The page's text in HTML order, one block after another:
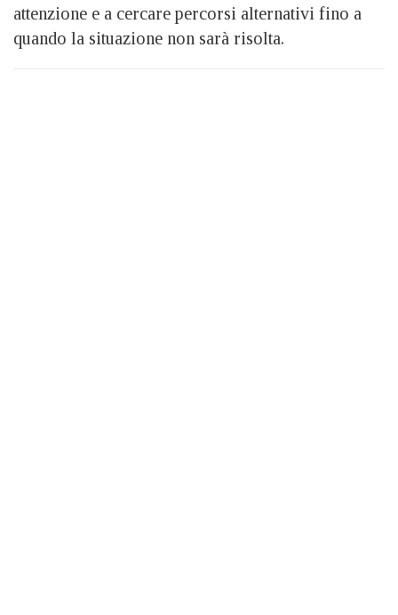
attenzione e a cercare percorsi alternativi fino a
quando la situazione non sarà risolta.